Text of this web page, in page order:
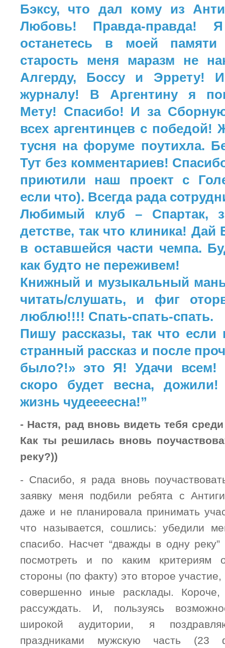
Бэксу, что дал кому из
Любовь! Правда-правда!
останетесь в моей
старость меня маразм не
Алгерду, Боссу и Эррету!
журналу! В Аргентину я
Мету! Спасибо! И за
всех аргентинцев с победой!
тусня на форуме поутихла.
Тут без комментариев!
приютили наш проект с
если что). Всегда рада
Любимый клуб – Спартак,
детстве, так что клиника! Дай
в оставшейся части чемпа.
как будто не переживем!
Книжный и музыкальный
читать/слушать, и фиг
люблю!!!! Спать-спать-спать.
Пишу рассказы, так что если
странный рассказ и после
было?!» это Я! Удачи всем!
скоро будет весна,
жизнь чудеееесна!”
- Настя, рад вновь видеть тебя
Как ты решилась вновь
реку?))
- Спасибо, я рада вновь
заявку меня подбили ребята с
даже и не планировала принимать
что называется, сошлись: убедили
спасибо. Насчет “дважды в одну
посмотреть и по каким критериям
стороны (по факту) это второе
совершенно иные расклады.
рассуждать. И, пользуясь
широкой аудитории, я
праздниками мужскую часть